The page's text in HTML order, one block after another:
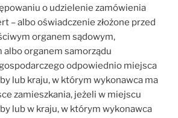
o udzielenie zamówienia
– albo oświadczenie złożone przed
organem sądowym,
organem samorządu
odpowiednio miejsca
lub kraju, w którym wykonawca ma
zamieszkania, jeżeli w miejscu
lub w kraju, w którym wykonawca